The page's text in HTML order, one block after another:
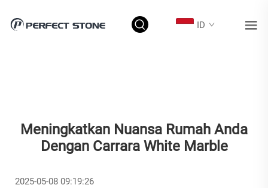
ID
Meningkatkan Nuansa Rumah Anda
Dengan Carrara White Marble
2025-05-08 09:19:26